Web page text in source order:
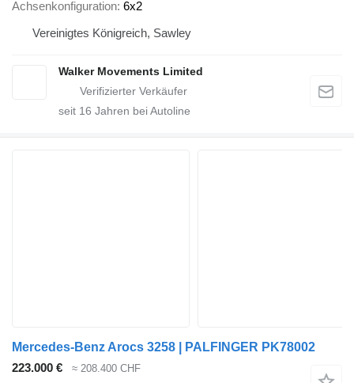
Achsenkonfiguration 6x2
Vereinigtes Königreich, Sawley
Walker Movements Limited
seit 16 Jahren bei Autoline
Mercedes-Benz Arocs 3258 | PALFINGER PK78002
223.000 €
≈ 208.400 CHF